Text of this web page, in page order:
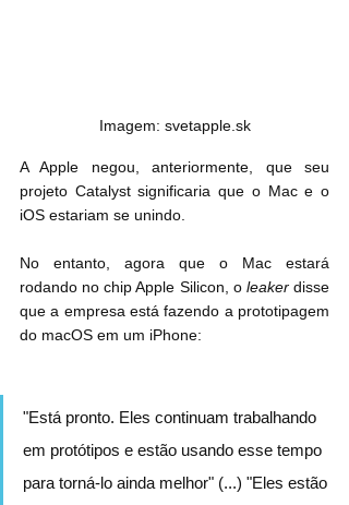
Imagem: svetapple.sk
A Apple negou, anteriormente, que seu
projeto Catalyst significaria que o Mac e o
iOS estariam se unindo.
No entanto, agora que o Mac estará
rodando no chip Apple Silicon, o leaker disse
que a empresa está fazendo a prototipagem
do macOS em um iPhone:
"Está pronto. Eles continuam trabalhando
em protótipos e estão usando esse tempo
para torná-lo ainda melhor" (...) "Eles estão